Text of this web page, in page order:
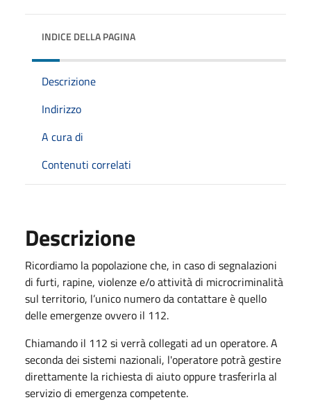
INDICE DELLA PAGINA
Descrizione
Indirizzo
A cura di
Contenuti correlati
Descrizione
Ricordiamo la popolazione che, in caso di segnalazioni
di furti, rapine, violenze e/o attività di microcriminalità
sul territorio, l’unico numero da contattare è quello
delle emergenze ovvero il 112.
Chiamando il 112 si verrà collegati ad un operatore. A
seconda dei sistemi nazionali, l'operatore potrà gestire
direttamente la richiesta di aiuto oppure trasferirla al
servizio di emergenza competente.